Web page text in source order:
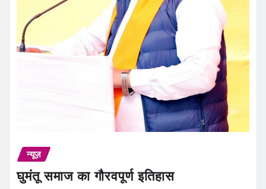
न्यूज़
घुमंतू समाज का गौरवपूर्ण इतिहास